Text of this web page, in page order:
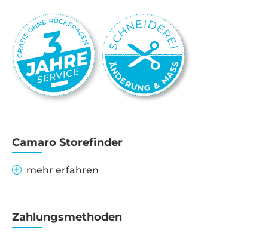
Camaro Storefinder
mehr erfahren
Zahlungsmethoden